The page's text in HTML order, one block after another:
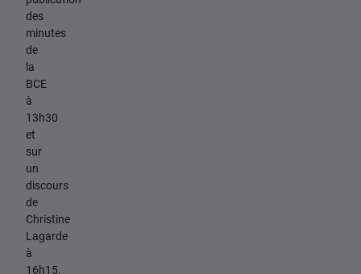
des
minutes
de
la
BCE
à
13h30
et
sur
un
discours
de
Christine
Lagarde
à
16h15.